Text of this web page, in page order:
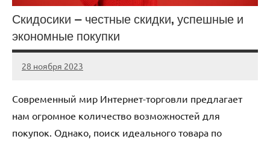
Скидосики — честные скидки, успешные и
экономные покупки
28 ноября 2023
Avtor
Нет
Современный мир Интернет-торговли предлагает
нам огромное количество возможностей для
покупок. Однако, поиск идеального товара по